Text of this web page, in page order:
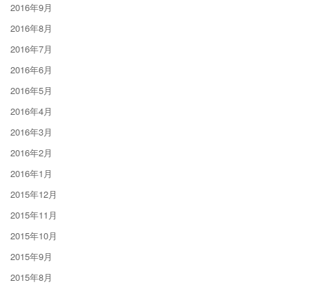
2016年9月
2016年8月
2016年7月
2016年6月
2016年5月
2016年4月
2016年3月
2016年2月
2016年1月
2015年12月
2015年11月
2015年10月
2015年9月
2015年8月